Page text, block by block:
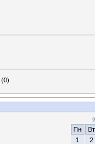
(0)
«
Пн
Вт
1
2